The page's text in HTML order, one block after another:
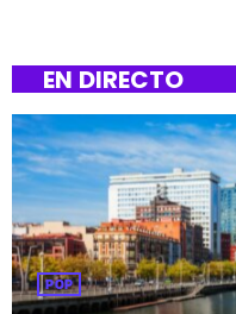
Bilbao y Budapest. Es […]
EN DIRECTO
POP